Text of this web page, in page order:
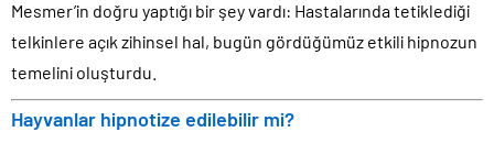
Mesmer’in doğru yaptığı bir şey vardı: Hastalarında tetiklediği
telkinlere açık zihinsel hal, bugün gördüğümüz etkili hipnozun
temelini oluşturdu.
Hayvanlar hipnotize edilebilir mi?